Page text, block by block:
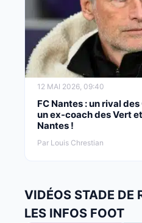
12 MAI 2026, 09:40
FC Nantes : un rival
un ex-coach des Vert
Nantes !
Par Louis Chrestian
VIDÉOS STADE DE
LES INFOS FOOT